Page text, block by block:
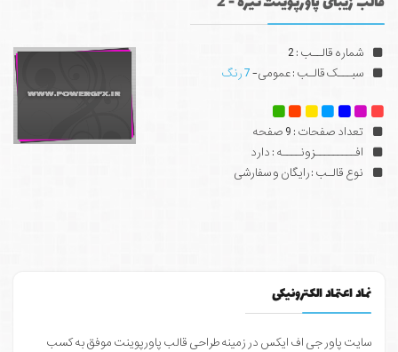
شماره قالــب : 2
سبـــک قالـب : عمومی-7 رنگ
تعداد صفحات : 9 صفحه
افـــــــــزونــــه : دارد
نوع قالـب : رایگان و سفارشی
نماد اعتماد الکترونیکی
سایت پاور جی اف ایکس در زمینه طراحی قالب پاورپوینت موفق به کسب